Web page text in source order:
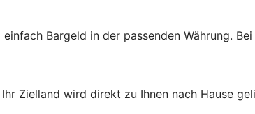
Bargeld in der passenden Währung.
Zielland wird direkt zu Ihnen nach Hause